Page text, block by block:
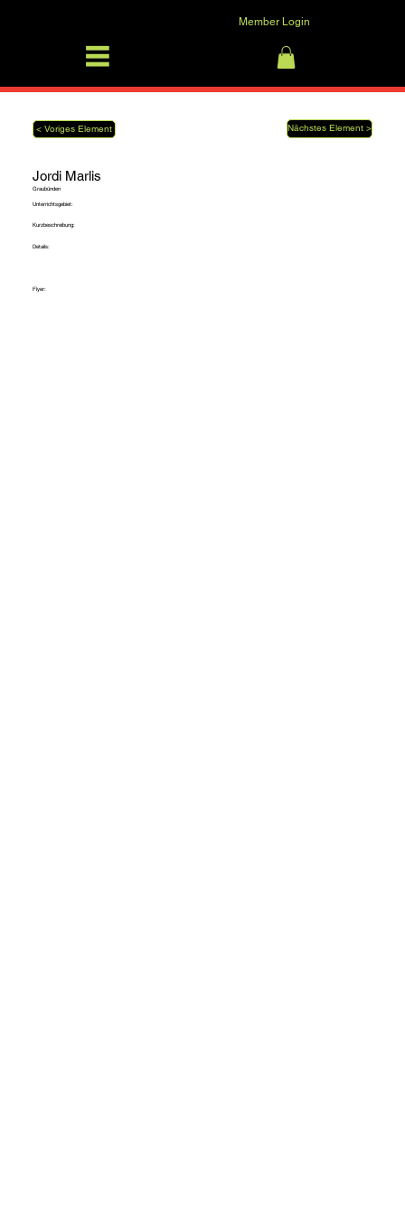
Anmelden
Member Login
< Voriges Element Nächstes Element >
Jordi Marlis
Graubünden
Unterrichtsgebiet:
Kurzbeschreibung:
Details:
Flyer: